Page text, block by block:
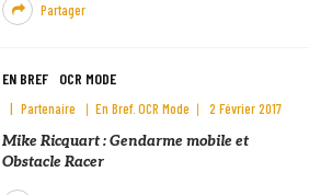
Partager
EN BREF OCR MODE
Partenaire En Bref OCR Mode
2 Février 2017
Mike Ricquart : Gendarme mobile et
Obstacle Racer